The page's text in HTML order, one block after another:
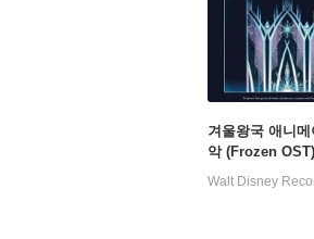
겨울왕국 애니
악 (Frozen
Walt Disney